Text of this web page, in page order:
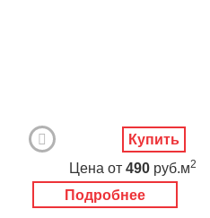
Подробнее
Цена от 490 руб.м2
Купить